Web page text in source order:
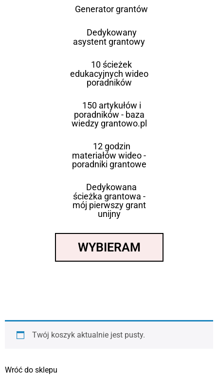
Generator grantów
Dedykowany
asystent grantowy
10 ścieżek
edukacyjnych wideo
poradników
150 artykułów i
poradników - baza
wiedzy grantowo.pl
12 godzin
materiałów wideo -
poradniki grantowe
Dedykowana
ścieżka grantowa -
mój pierwszy grant
unijny
WYBIERAM
Twój koszyk aktualnie jest pusty.
Wróć do sklepu